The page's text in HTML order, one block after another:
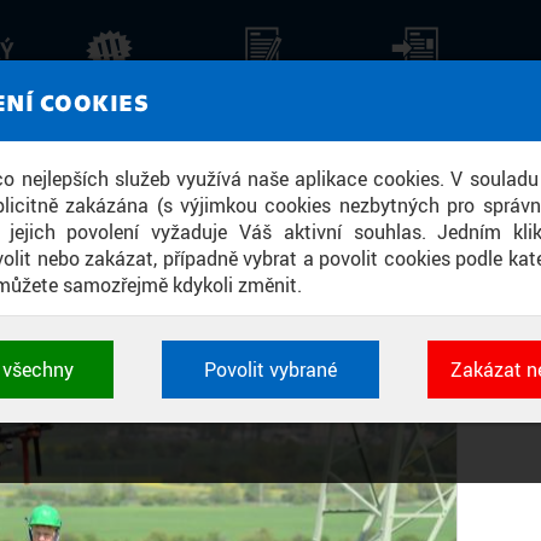
COOKIES
nejlepších služeb využívá naše aplikace cookies. V
zakázána (s výjimkou cookies nezbytných pro
povolení vyžaduje Váš aktivní souhlas. Jedním
nebo zakázat, případně vybrat a povolit cookies podle
samozřejmě kdykoli změnit.
a identifikátorů relace. Jsou nezbytné pro
vždy aktivní.
Povolit vybrané Zakázat
AKTUALITY
ROJE DRONŮ S UMĚLOU
VEDENÍ